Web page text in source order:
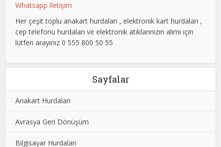
Whatsapp İletişim
Her çeşit toplu anakart hurdaları , elektronik kart hurdaları ,
cep telefonu hurdaları ve elektronik atıklarınızın alımı için
lütfen arayınız 0 555 800 50 55
Sayfalar
Anakart Hurdaları
Avrasya Geri Dönüşüm
Bilgisayar Hurdaları